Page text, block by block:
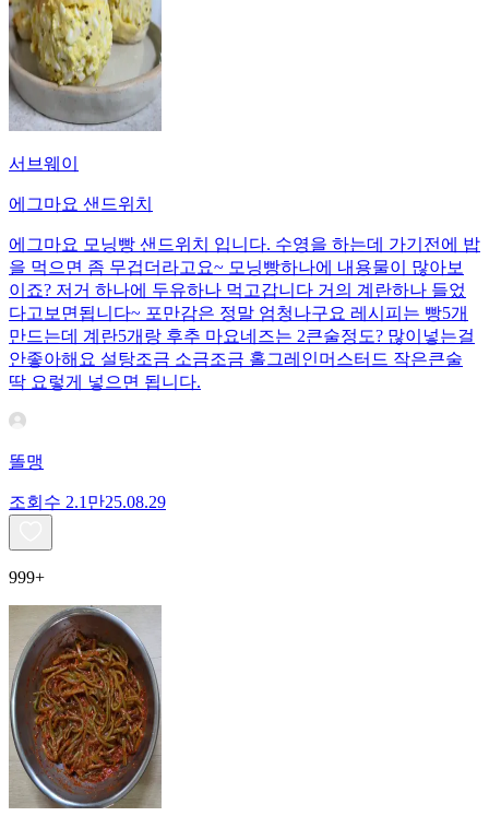
서브웨이
에그마요 샌드위치
에그마요 모닝빵 샌드위치 입니다. 수영을 하는데 가기전에 밥
을 먹으면 좀 무겁더라고요~ 모닝빵하나에 내용물이 많아보
이죠? 저거 하나에 두유하나 먹고갑니다 거의 계란하나 들었
다고보면됩니다~ 포만감은 정말 엄청나구요 레시피는 빵5개
만드는데 계란5개랑 후추 마요네즈는 2큰술정도? 많이넣는걸
안좋아해요 설탕조금 소금조금 홀그레인머스터드 작은큰술
딱 요렇게 넣으면 됩니다.
똘맹
조회수 2.1만25.08.29
999+